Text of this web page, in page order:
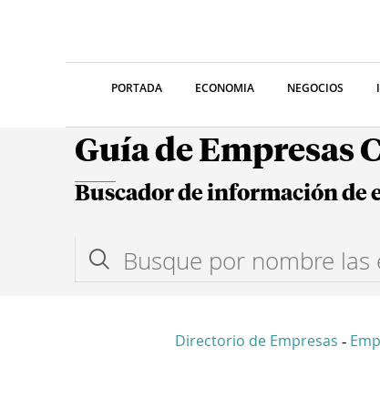
PORTADA ECONOMIA NEGOCIOS
Guía de Empresas
Buscador de información de
Directorio de Empresas -